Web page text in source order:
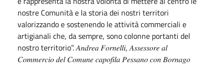
nostre Comunità e la storia dei nostri territori
valorizzando e sostenendo le attività commerciali e
artigianali che, da sempre, sono colonne portanti del
nostro territorio”. 𝐴𝑛𝑑𝑟𝑒𝑎 𝐹𝑜𝑟𝑛𝑒𝑙𝑙𝑖, 𝐴𝑠𝑠𝑒𝑠𝑠𝑜𝑟𝑒 𝑎𝑙
𝐶𝑜𝑚𝑚𝑒𝑟𝑐𝑖𝑜 𝑑𝑒𝑙 𝐶𝑜𝑚𝑢𝑛𝑒 𝑐𝑎𝑝𝑜𝑓𝑖𝑙𝑎 𝑃𝑒𝑠𝑠𝑎𝑛𝑜 𝑐𝑜𝑛 𝐵𝑜𝑟𝑛𝑎𝑔𝑜